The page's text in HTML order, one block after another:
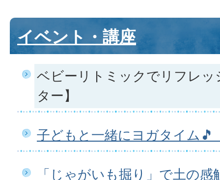
イベント・講座
ベビーリトミックでリフレ
ター】
子どもと一緒にヨガタイム🎵
「じゃがいも掘り」で土の